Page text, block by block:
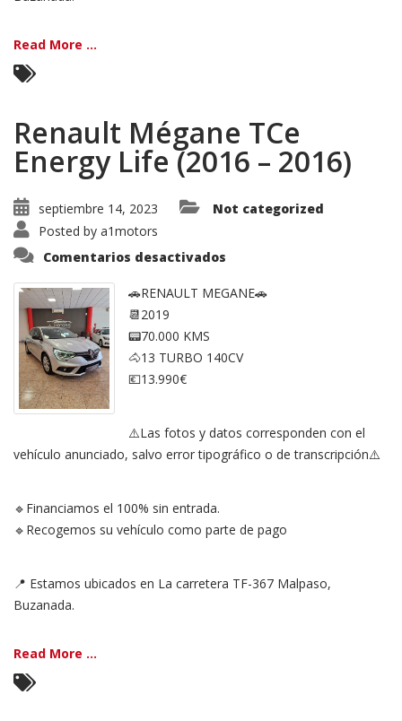
Read More ...
Renault Mégane TCe
Energy Life (2016 – 2016)
septiembre 14, 2023
Not categorized
Posted by a1motors
Comentarios desactivados
TCe
Energy
2016)
🚗RENAULT MEGANE🚗
📆2019
📟70.000 KMS
🐴13 TURBO 140CV
💶13.990€
⚠️Las fotos y datos corresponden con el
vehículo anunciado, salvo error tipográfico o de transcripción⚠️
🔹Financiamos el 100% sin entrada.
🔹Recogemos su vehículo como parte de pago
📍 Estamos ubicados en La carretera TF-367 Malpaso,
Buzanada.
Read More ...